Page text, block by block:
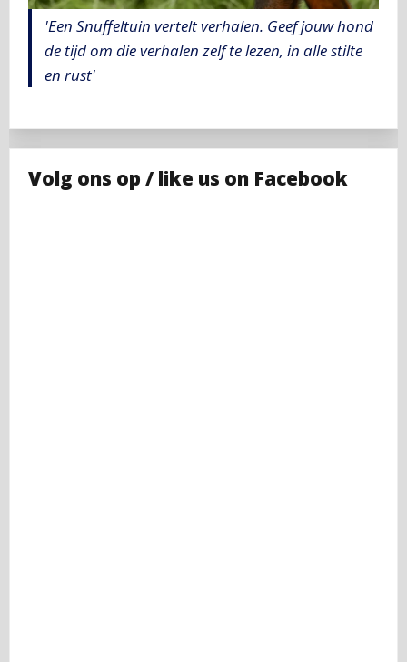
'Een Snuffeltuin vertelt verhalen. Geef jouw hond
de tijd om die verhalen zelf te lezen, in alle stilte
en rust'
Volg ons op / like us on Facebook